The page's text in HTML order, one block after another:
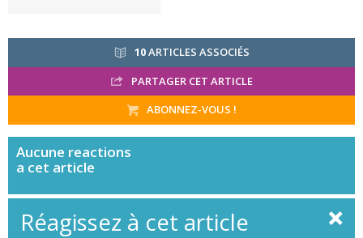
10ARTICLES ASSOCIÉS
PARTAGER CET ARTICLE
ABONNEZ-VOUS !
Aucune reactions
a cet article
Réagissez à cet article